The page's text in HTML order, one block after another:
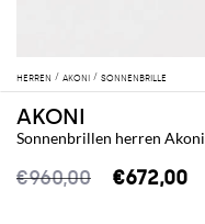
HERREN AKONI SONNENBRILLE
AKONI
Sonnenbrillen herren Akoni
€960,00 €672,00